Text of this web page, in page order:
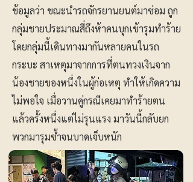
ข้อมูลว่า ขณะนำรถจักรยานยนต์มาซ่อม ถูก
กลุ่มชายประมาณสี่ถึงห้าคนบุกเข้ารุมทำร้าย
โดยกลุ่มนี้เดินทางมากันหลายคนในรถ
กระบะ สาเหตุมาจากการที่ตนทวงเงินจาก
น้องชายของหนึ่งในผู้ก่อเหตุ ทำให้เกิดความ
ไม่พอใจ เมื่อวานคู่กรณีเคยมาทำร้ายตน
แล้วครั้งหนึ่งแต่ไม่รุนแรง มาวันนี้กลับยก
พวกมารุมซ้ำจนบาดเจ็บหนัก